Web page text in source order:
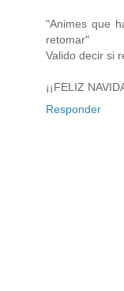
"Animes que
retomar"
Valido decir si
¡¡FELIZ
Responder